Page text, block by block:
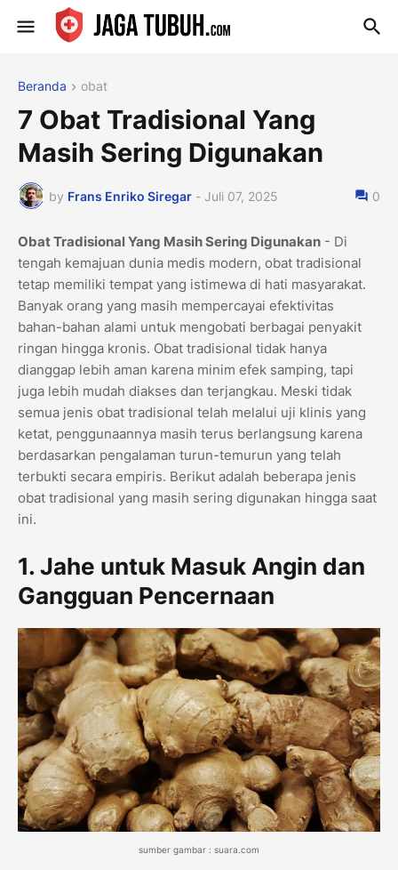
Beranda obat
7 Obat Tradisional Yang
Masih Sering Digunakan
by Frans Enriko Siregar - Juli 07, 2025 0
Obat Tradisional Yang Masih Sering Digunakan - Di
tengah kemajuan dunia medis modern, obat tradisional
tetap memiliki tempat yang istimewa di hati masyarakat.
Banyak orang yang masih mempercayai efektivitas
bahan-bahan alami untuk mengobati berbagai penyakit
ringan hingga kronis. Obat tradisional tidak hanya
dianggap lebih aman karena minim efek samping, tapi
juga lebih mudah diakses dan terjangkau. Meski tidak
semua jenis obat tradisional telah melalui uji klinis yang
ketat, penggunaannya masih terus berlangsung karena
berdasarkan pengalaman turun-temurun yang telah
terbukti secara empiris. Berikut adalah beberapa jenis
obat tradisional yang masih sering digunakan hingga saat
ini.
1. Jahe untuk Masuk Angin dan
Gangguan Pencernaan
sumber gambar : suara.com